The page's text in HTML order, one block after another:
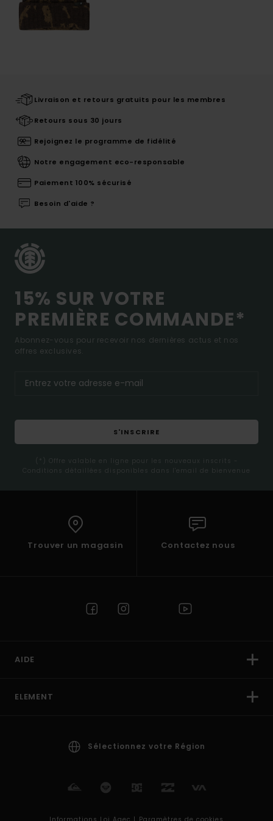
Livraison et retours gratuits pour les membres
Retours sous 30 jours
Rejoignez le programme de fidélité
Notre engagement eco-responsable
Paiement 100% sécurisé
Besoin d'aide ?
15% SUR VOTRE
PREMIÈRE COMMANDE*
Abonnez-vous pour recevoir nos dernières actus et nos
offres exclusives.
S'INSCRIRE
(*) Offre valable en ligne pour les nouveaux inscrits -
Conditions détaillées disponibles dans l'email de bienvenue
Trouver un magasin Contactez nous
AIDE
ELEMENT
Sélectionnez votre Région